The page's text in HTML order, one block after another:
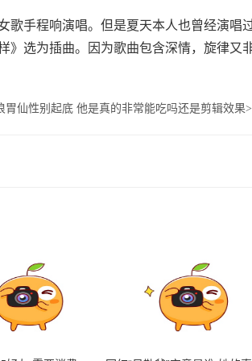
歌手程响演唱。但是夏天本人也曾经演唱
》选为插曲。因为歌曲包含深情，旋律又
胃仙性别起底 他是真的非常能吃吗还是剪辑效果